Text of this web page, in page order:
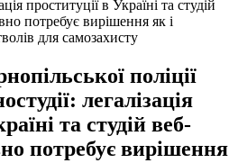
проституції в Україні та студій
потребує вирішення як і
для самозахисту
поліції
легалізація
та студій веб-
потребує вирішення